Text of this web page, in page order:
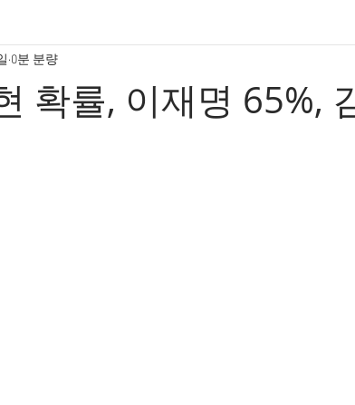
확률, 이재명 65%,
0분 분량